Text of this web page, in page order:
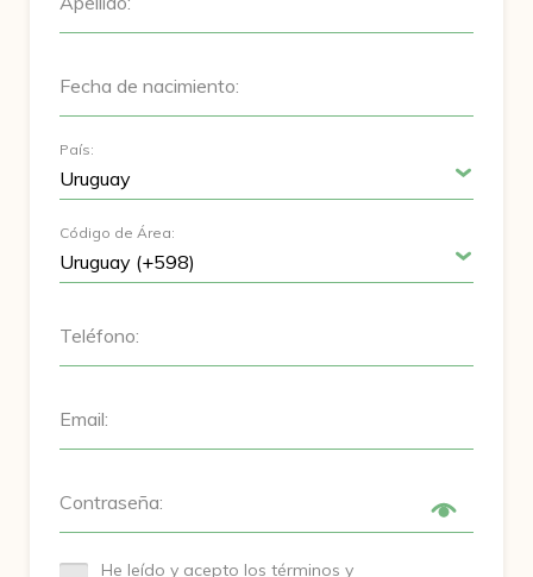
Fecha de nacimiento:
País:
Código de Área:
Teléfono:
Email:
Contraseña:
He leído y acepto los términos y